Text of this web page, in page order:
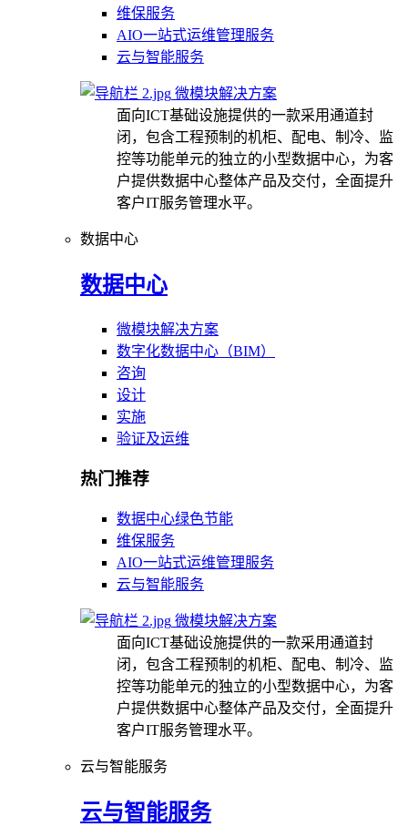
维保服务
AIO一站式运维管理服务
云与智能服务
微模块解决方案
面向ICT基础设施提供的一款采用通道封
闭，包含工程预制的机柜、配电、制冷、监
控等功能单元的独立的小型数据中心，为客
户提供数据中心整体产品及交付，全面提升
客户IT服务管理水平。
数据中心
数据中心
微模块解决方案
数字化数据中心（BIM）
咨询
设计
实施
验证及运维
热门推荐
数据中心绿色节能
维保服务
AIO一站式运维管理服务
云与智能服务
微模块解决方案
面向ICT基础设施提供的一款采用通道封
闭，包含工程预制的机柜、配电、制冷、监
控等功能单元的独立的小型数据中心，为客
户提供数据中心整体产品及交付，全面提升
客户IT服务管理水平。
云与智能服务
云与智能服务